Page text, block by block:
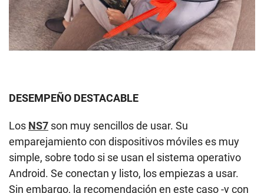
DESEMPEÑO DESTACABLE
Los NS7 son muy sencillos de usar. Su
emparejamiento con dispositivos móviles es muy
simple, sobre todo si se usan el sistema operativo
Android. Se conectan y listo, los empiezas a usar.
Sin embargo, la recomendación en este caso -y con